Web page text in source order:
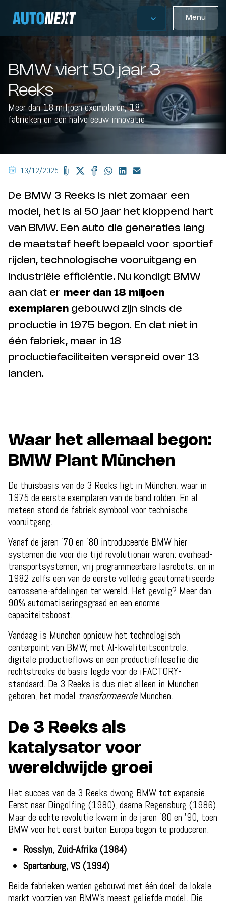
Menu
BMW viert 50 jaar 3
Reeks
Meer dan 18 miljoen exemplaren, 18
fabrieken en een halve eeuw innovatie
13/12/2025
De BMW 3 Reeks is niet zomaar een
model, het is al 50 jaar het kloppend hart
van BMW. Een auto die generaties lang
de maatstaf heeft bepaald voor sportief
rijden, technologische vooruitgang en
industriële efficiëntie. Nu kondigt BMW
aan dat er meer dan 18 miljoen
exemplaren gebouwd zijn sinds de
productie in 1975 begon. En dat niet in
één fabriek, maar in 18
productiefaciliteiten verspreid over 13
landen.
Waar het allemaal begon:
BMW Plant München
De thuisbasis van de 3 Reeks ligt in München, waar in
1975 de eerste exemplaren van de band rolden. En al
meteen stond de fabriek symbool voor technische
vooruitgang.
Vanaf de jaren ’70 en ’80 introduceerde BMW hier
systemen die voor die tijd revolutionair waren: overhead-
transportsystemen, vrij programmeerbare lasrobots, en in
1982 zelfs een van de eerste volledig geautomatiseerde
carrosserie-afdelingen ter wereld. Het gevolg? Meer dan
90% automatiseringsgraad en een enorme
capaciteitsboost.
Vandaag is München opnieuw het technologisch
centerpoint van BMW, met AI-kwaliteitscontrole,
digitale productieflows en een productiefilosofie die
rechtstreeks de basis legde voor de iFACTORY-
standaard. De 3 Reeks is dus niet alleen in München
geboren, het model transformeerdeMünchen.
De 3 Reeks als
katalysator voor
wereldwijde groei
Het succes van de 3 Reeks dwong BMW tot expansie.
Eerst naar Dingolfing (1980), daarna Regensburg (1986).
Maar de echte revolutie kwam in de jaren ’80 en ’90, toen
BMW voor het eerst buiten Europa begon te produceren.
Rosslyn, Zuid-Afrika (1984)
Spartanburg, VS (1994)
Beide fabrieken werden gebouwd met één doel: de lokale
markt voorzien van BMW’s meest geliefde model. Die